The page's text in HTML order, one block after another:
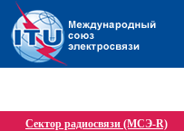
Сектор радиосвязи (МСЭ-R)